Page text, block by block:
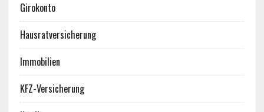
Girokonto
Hausratversicherung
Immobilien
KFZ-Versicherung